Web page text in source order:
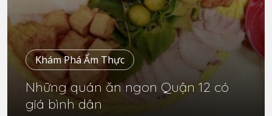
Khám Phá Ẩm Thực
Những quán ăn ngon Quận 12 có
giá bình dân